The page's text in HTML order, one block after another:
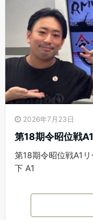
2026年7月23日
第18期令昭位戦
第18期令昭位戦A1
下 A1